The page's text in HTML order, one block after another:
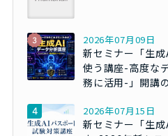
2026年07月09日
新セミナー「生
使う講座-高度な
務に活用-」開講
2026年07月15日
新セミナー「生